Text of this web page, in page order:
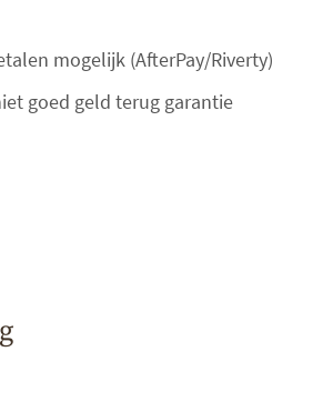
mogelijk (AfterPay/Riverty)
goed geld terug garantie